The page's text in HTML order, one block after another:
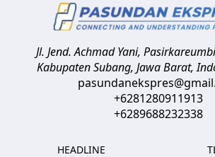
Jl. Jend. Achmad Yani, Pasirkareumbi
Kabupaten Subang, Jawa Barat,
+6281280911913
+6289688232338
HEADLINE